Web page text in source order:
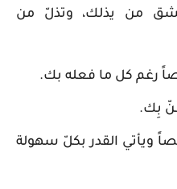
‏من‬ يذلك، ‏وتذلّ‬ من
رغم كل ما فعله بك.
بِك.
القدر بكلّ سهولة